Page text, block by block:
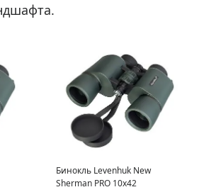
Бинокль Levenhuk New
Sherman PRO 10x42